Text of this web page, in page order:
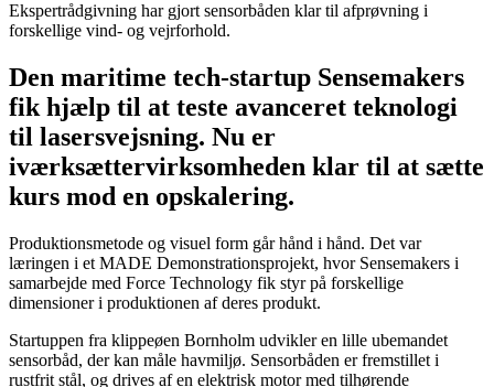
Ekspertrådgivning har gjort sensorbåden klar til afprøvning i
forskellige vind- og vejrforhold.
Den maritime tech-startup Sensemakers
fik hjælp til at teste avanceret teknologi
til lasersvejsning. Nu er
iværksættervirksomheden klar til at sætte
kurs mod en opskalering.
Produktionsmetode og visuel form går hånd i hånd. Det var
læringen i et MADE Demonstrationsprojekt, hvor Sensemakers i
samarbejde med Force Technology fik styr på forskellige
dimensioner i produktionen af deres produkt.
Startuppen fra klippeøen Bornholm udvikler en lille ubemandet
sensorbåd, der kan måle havmiljø. Sensorbåden er fremstillet i
rustfrit stål, og drives af en elektrisk motor med tilhørende